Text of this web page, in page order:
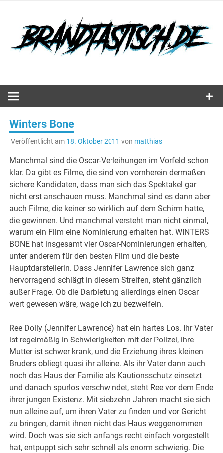
springen
Winters Bone
Veröffentlicht am 18. Oktober 2011 von matthias
Manchmal sind die Oscar-Verleihungen im Vorfeld schon
klar. Da gibt es Filme, die sind von vornherein dermaßen
sichere Kandidaten, dass man sich das Spektakel gar
nicht erst anschauen muss. Manchmal sind es dann aber
auch Filme, die keiner so wirklich auf dem Schirm hatte,
die gewinnen. Und manchmal versteht man nicht einmal,
warum ein Film eine Nominierung erhalten hat. WINTERS
BONE hat insgesamt vier Oscar-Nominierungen erhalten,
unter anderem für den besten Film und die beste
Hauptdarstellerin. Dass Jennifer Lawrence sich ganz
hervorragend schlägt in diesem Streifen, steht gänzlich
außer Frage. Ob die Darbietung allerdings einen Oscar
wert gewesen wäre, wage ich zu bezweifeln.
Ree Dolly (Jennifer Lawrence) hat ein hartes Los. Ihr Vater
ist regelmäßig in Schwierigkeiten mit der Polizei, ihre
Mutter ist schwer krank, und die Erziehung ihres kleinen
Bruders obliegt quasi ihr alleine. Als ihr Vater dann auch
noch das Haus der Familie als Kautionsschutz einsetzt
und danach spurlos verschwindet, steht Ree vor dem Ende
ihrer jungen Existenz. Mit siebzehn Jahren macht sie sich
nun alleine auf, um ihren Vater zu finden und vor Gericht
zu bringen, damit ihnen nicht das Haus weggenommen
wird. Doch was sie sich anfangs recht einfach vorgestellt
hat, entpuppt sich sehr schnell als enorm schwierig. Die